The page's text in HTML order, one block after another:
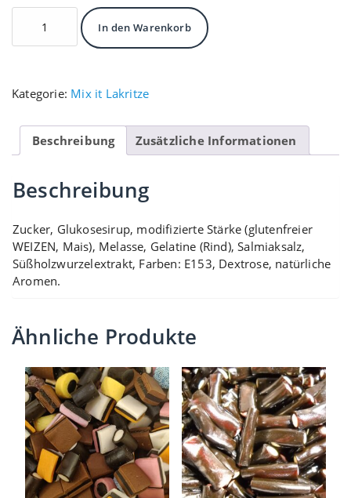
Klockor
In den Warenkorb
Kategorie: Mix it Lakritze
Beschreibung Zusätzliche Informationen
Beschreibung
Zucker, Glukosesirup, modifizierte Stärke (glutenfreier
WEIZEN, Mais), Melasse, Gelatine (Rind), Salmiaksalz,
Süßholzwurzelextrakt, Farben: E153, Dextrose, natürliche
Aromen.
Ähnliche Produkte